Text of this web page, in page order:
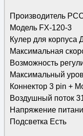
Производитель
Модель FX-120-3
Кулер для корпуса
Максимальная
Возможность
Максимальный
Коннектор 3 pin +
Воздушный поток
Напряжение
Подсветка Есть